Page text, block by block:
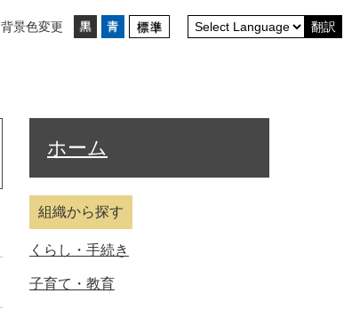
背景色変更 翻訳
ホーム
組織から探す
くらし・手続き
子育て・教育